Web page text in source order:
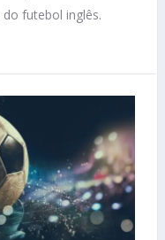
futebol inglês.